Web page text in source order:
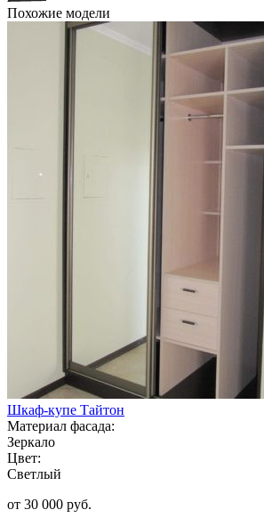
Похожие модели
Шкаф-купе Тайтон
Материал фасада:
Зеркало
Цвет:
Светлый
от 30 000 руб.